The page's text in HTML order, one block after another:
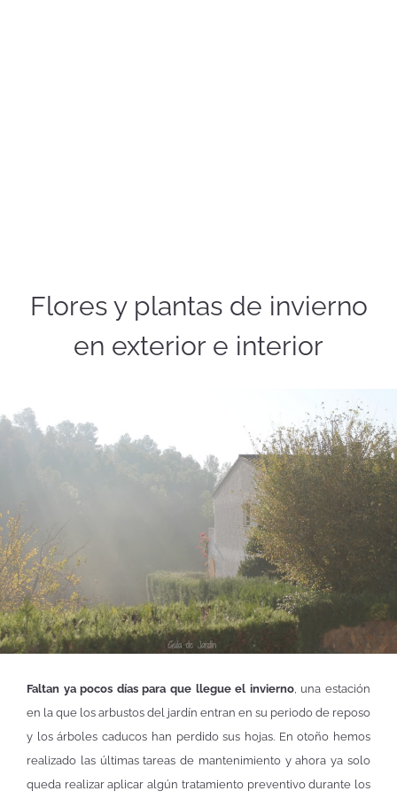
Flores y plantas de invierno
en exterior e interior
Faltan ya pocos días para que llegue el invierno, una estación
en la que los arbustos del jardín entran en su periodo de reposo
y los árboles caducos han perdido sus hojas. En otoño hemos
realizado las últimas tareas de mantenimiento y ahora ya solo
queda realizar aplicar algún tratamiento preventivo durante los